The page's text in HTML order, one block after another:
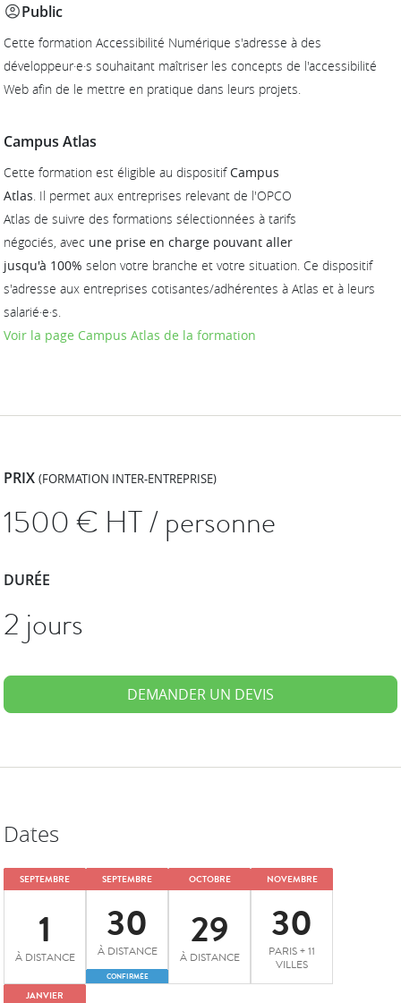
Public
Cette formation Accessibilité Numérique s'adresse à des
développeur·e·s souhaitant maîtriser les concepts de l'accessibilité
Web afin de le mettre en pratique dans leurs projets.
Campus Atlas
Cette formation est éligible au dispositifCampus
Atlas. Il permet aux entreprises relevant de l'OPCO
Atlas de suivre des formations sélectionnées à tarifs
négociés, avec une prise en charge pouvant aller
jusqu'à 100% selon votre branche et votre situation. Ce dispositif
s'adresse aux entreprises cotisantes/adhérentes à Atlas et à leurs
salarié·e·s.
Voir la page Campus Atlas de la formation
PRIX(FORMATION INTER-ENTREPRISE)
1500€ HT / personne
DURÉE
2 jours
DEMANDER UN DEVIS
Dates
SEPTEMBRE
1
À DISTANCE
SEPTEMBRE
30
À DISTANCE
CONFIRMÉE
OCTOBRE
29
À DISTANCE
NOVEMBRE
30
PARIS + 11
VILLES
JANVIER